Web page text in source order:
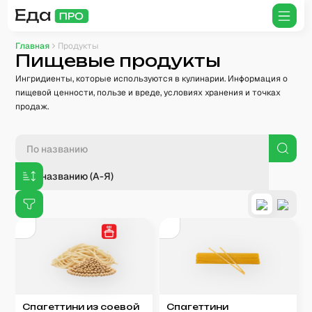
Главная Продукты
Пищевые продукты
Ингридиенты, которые используются в кулинарии. Информация о
пищевой ценности, пользе и вреде, условиях хранения и точках
продаж.
По названию (А-Я)
Спагеттини из соевой
Спагеттини